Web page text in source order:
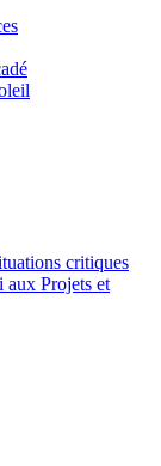
critiques
Projets et